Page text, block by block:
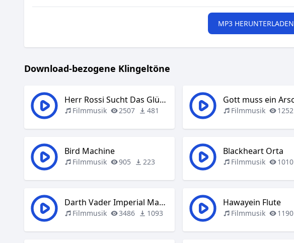
MP3 HERUNTERLADEN
Download-bezogene Klingeltöne
Herr Rossi Sucht Das Glück
Filmmusik 2507 481 Filmmusik 1252
Bird Machine
Filmmusik 905 223
Blackheart Orta
Filmmusik 1010
Darth Vader Imperial March
Filmmusik 3486 1093
Hawayein Flute
Filmmusik 1190